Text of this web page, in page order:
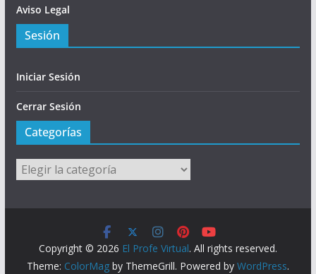
Aviso Legal
Sesión
Iniciar Sesión
Cerrar Sesión
Categorías
Categorías
Copyright © 2026 El Profe Virtual. All rights reserved.
Theme: ColorMagby ThemeGrill. Powered by WordPress.